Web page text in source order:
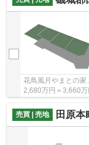
花鳥風月やまとの
2,680万円＝3,660
売買 | 売地
田原本